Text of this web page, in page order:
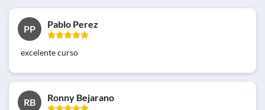
PP Pablo Perez
excelente curso
RB Ronny Bejarano